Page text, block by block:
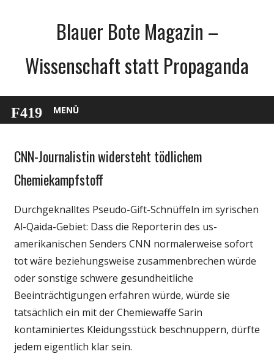
Blauer Bote Magazin –
Wissenschaft statt Propaganda
MENÜ
Gesellschaft
Wissenschaft
CNN-Journalistin widersteht tödlichem
Chemiekampfstoff
Durchgeknalltes Pseudo-Gift-Schnüffeln im syrischen
Al-Qaida-Gebiet: Dass die Reporterin des us-
amerikanischen Senders CNN normalerweise sofort
tot wäre beziehungsweise zusammenbrechen würde
oder sonstige schwere gesundheitliche
Beeinträchtigungen erfahren würde, würde sie
tatsächlich ein mit der Chemiewaffe Sarin
kontaminiertes Kleidungsstück beschnuppern, dürfte
jedem eigentlich klar sein.